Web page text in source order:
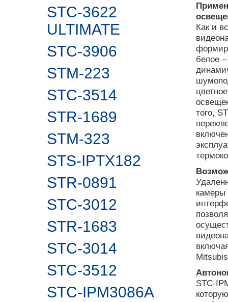
STC-3622
ULTIMATE
STC-3906
STM-223
STC-3514
STR-1689
STM-323
STS-IPTX182
STR-0891
STC-3012
STR-1683
STC-3014
STC-3512
STC-IPM3086A
Как и
белое
того,
камеры
STC-